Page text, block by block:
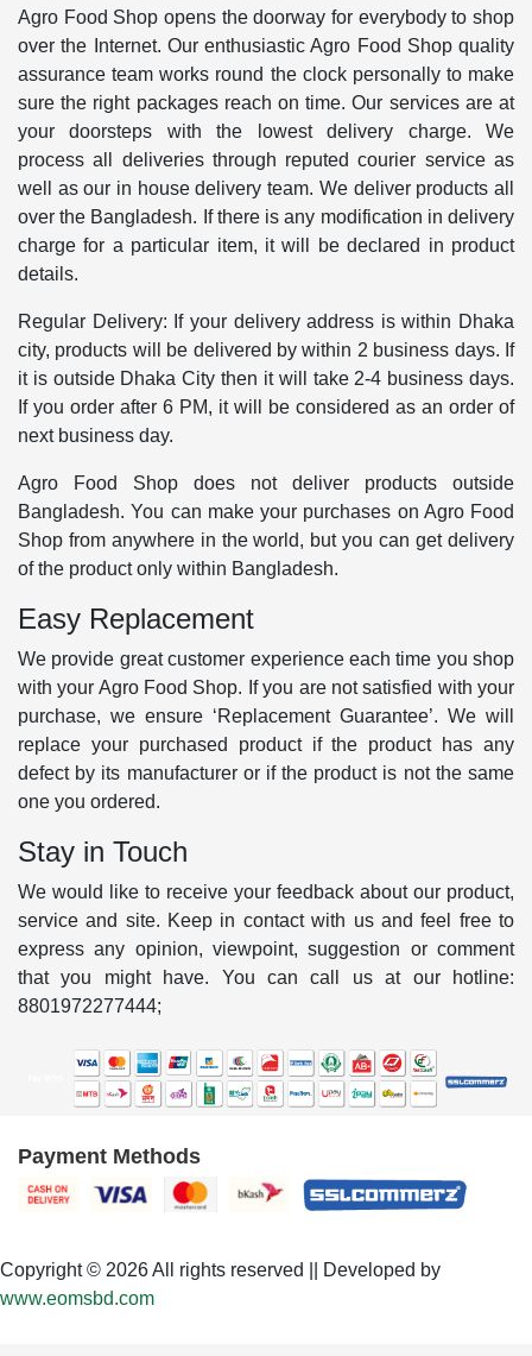
Agro Food Shop opens the doorway for everybody to shop
over the Internet. Our enthusiastic Agro Food Shop quality
assurance team works round the clock personally to make
sure the right packages reach on time. Our services are at
your doorsteps with the lowest delivery charge. We
process all deliveries through reputed courier service as
well as our in house delivery team. We deliver products all
over the Bangladesh. If there is any modification in delivery
charge for a particular item, it will be declared in product
details.
Regular Delivery: If your delivery address is within Dhaka
city, products will be delivered by within 2 business days. If
it is outside Dhaka City then it will take 2-4 business days.
If you order after 6 PM, it will be considered as an order of
next business day.
Agro Food Shop does not deliver products outside
Bangladesh. You can make your purchases on Agro Food
Shop from anywhere in the world, but you can get delivery
of the product only within Bangladesh.
Easy Replacement
We provide great customer experience each time you shop
with your Agro Food Shop. If you are not satisfied with your
purchase, we ensure ‘Replacement Guarantee’. We will
replace your purchased product if the product has any
defect by its manufacturer or if the product is not the same
one you ordered.
Stay in Touch
We would like to receive your feedback about our product,
service and site. Keep in contact with us and feel free to
express any opinion, viewpoint, suggestion or comment
that you might have. You can call us at our hotline:
8801972277444;
Payment Methods
Copyright © 2026 All rights reserved || Developed by
www.eomsbd.com